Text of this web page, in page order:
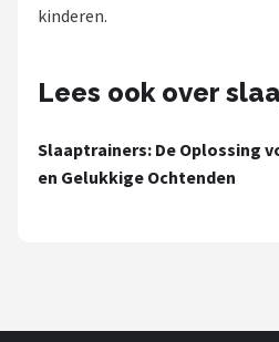
Alecto
Zazu
Aigostar
kinderen.
Lees ook over
Slaaptrainers: De Oplossing
en Gelukkige Ochtenden